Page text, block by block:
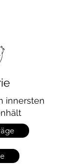
innersten